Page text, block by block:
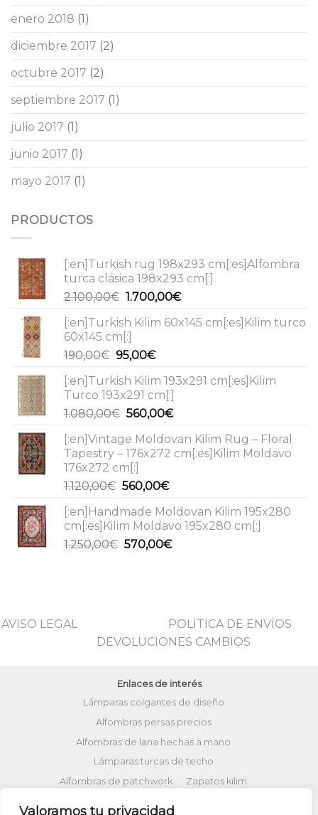
Valoramos tu privacidad
enero 2018 (1)
diciembre 2017 (2)
octubre 2017 (2)
septiembre 2017 (1)
julio 2017 (1)
junio 2017 (1)
mayo 2017 (1)
PRODUCTOS
[:en]Turkish rug 198x293 cm[:es]Alfombra
turca clásica 198x293 cm[:]
2.100,00€ El
original
era:
2.100,00€.
1.700,00€El
actual
[:en]Turkish Kilim 60x145 cm[:es]Kilim turco
60x145 cm[:]
190,00€ El
original
era:
190,00€.
95,00€El
actual
es:
95,00€.
[:en]Turkish Kilim 193x291 cm[:es]Kilim
Turco 193x291 cm[:]
1.080,00€ El
original
era:
1.080,00€.
560,00€El
actual
es:
[:en]Vintage Moldovan Kilim Rug – Floral
Tapestry – 176x272 cm[:es]Kilim Moldavo
176x272 cm[:]
1.120,00€ El
original
era:
1.120,00€.
560,00€El
actual
es:
560,00€.
[:en]Handmade Moldovan Kilim 195x280
cm[:es]Kilim Moldavo 195x280 cm[:]
1.250,00€ El
570,00€El
AVISO LEGAL
POLİTİCA DE ENVİOS
DEVOLUCIONES CAMBIOS
Enlaces de interés
Lámparas colgantes de diseño
Alfombras persas precios
Alfombras de lana hechas a mano
Lámparas turcas de techo
Alfombras de patchwork
Zapatos kilim